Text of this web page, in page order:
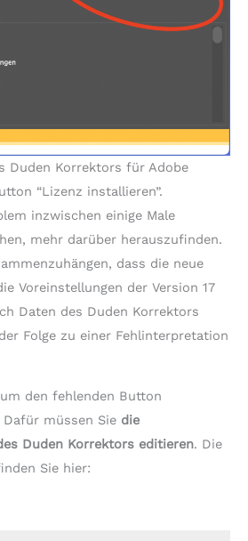
Duden Korrektors für Adobe
“Lizenz installieren”.
inzwischen einige Male
mehr darüber herauszufinden.
dass die neue
Voreinstellungen der Version 17
Daten des Duden Korrektors
Folge zu einer Fehlinterpretation
den fehlenden Button
müssen Sie die
Duden Korrektors editieren. Die
Sie hier: